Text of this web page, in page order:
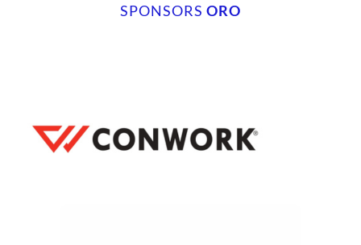
SPONSORS ORO